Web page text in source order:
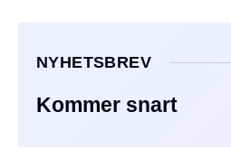
NYHETSBREV
Kommer snart